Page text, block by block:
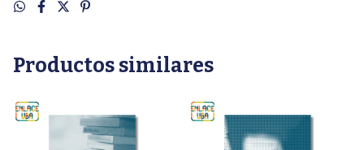
Productos similares